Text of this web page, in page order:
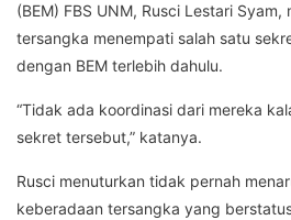
(BEM) FBS UNM, Rusci Lestari
tersangka menempati salah satu
dengan BEM terlebih dahulu.
“Tidak ada koordinasi dari mereka
sekret tersebut,” katanya.
Rusci menuturkan tidak pernah
keberadaan tersangka yang